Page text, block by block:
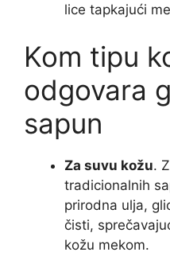
lice tapkajući
Kom tipu
odgovara
sapun
Za suvu kožu.
tradicionalnih
prirodna ulja,
čisti,
kožu mekom.